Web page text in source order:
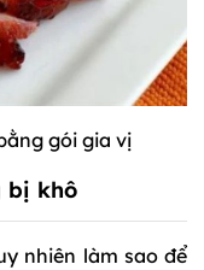
gói gia vị
bị khô
nhiên làm sao để